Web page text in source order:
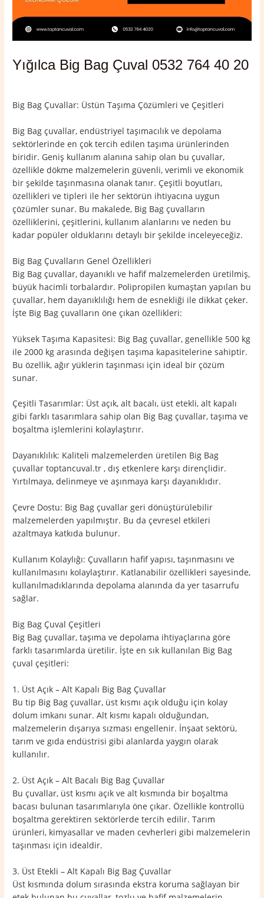
Yığılca Big Bag Çuval 0532 764 40 20
Big Bag Çuvallar: Üstün Taşıma Çözümleri ve Çeşitleri
Big Bag çuvallar, endüstriyel taşımacılık ve depolama
sektörlerinde en çok tercih edilen taşıma ürünlerinden
biridir. Geniş kullanım alanına sahip olan bu çuvallar,
özellikle dökme malzemelerin güvenli, verimli ve ekonomik
bir şekilde taşınmasına olanak tanır. Çeşitli boyutları,
özellikleri ve tipleri ile her sektörün ihtiyacına uygun
çözümler sunar. Bu makalede, Big Bag çuvalların
özelliklerini, çeşitlerini, kullanım alanlarını ve neden bu
kadar popüler olduklarını detaylı bir şekilde inceleyeceğiz.
Big Bag Çuvalların Genel Özellikleri
Big Bag çuvallar, dayanıklı ve hafif malzemelerden üretilmiş,
büyük hacimli torbalardır. Polipropilen kumaştan yapılan bu
çuvallar, hem dayanıklılığı hem de esnekliği ile dikkat çeker.
İşte Big Bag çuvalların öne çıkan özellikleri:
Yüksek Taşıma Kapasitesi: Big Bag çuvallar, genellikle 500 kg
ile 2000 kg arasında değişen taşıma kapasitelerine sahiptir.
Bu özellik, ağır yüklerin taşınması için ideal bir çözüm
sunar.
Çeşitli Tasarımlar: Üst açık, alt bacalı, üst etekli, alt kapalı
gibi farklı tasarımlara sahip olan Big Bag çuvallar, taşıma ve
boşaltma işlemlerini kolaylaştırır.
Dayanıklılık: Kaliteli malzemelerden üretilen Big Bag
çuvallar toptancuval.tr , dış etkenlere karşı dirençlidir.
Yırtılmaya, delinmeye ve aşınmaya karşı dayanıklıdır.
Çevre Dostu: Big Bag çuvallar geri dönüştürülebilir
malzemelerden yapılmıştır. Bu da çevresel etkileri
azaltmaya katkıda bulunur.
Kullanım Kolaylığı: Çuvalların hafif yapısı, taşınmasını ve
kullanılmasını kolaylaştırır. Katlanabilir özellikleri sayesinde,
kullanılmadıklarında depolama alanında da yer tasarrufu
sağlar.
Big Bag Çuval Çeşitleri
Big Bag çuvallar, taşıma ve depolama ihtiyaçlarına göre
farklı tasarımlarda üretilir. İşte en sık kullanılan Big Bag
çuval çeşitleri:
1. Üst Açık – Alt Kapalı Big Bag Çuvallar
Bu tip Big Bag çuvallar, üst kısmı açık olduğu için kolay
dolum imkanı sunar. Alt kısmı kapalı olduğundan,
malzemelerin dışarıya sızması engellenir. İnşaat sektörü,
tarım ve gıda endüstrisi gibi alanlarda yaygın olarak
kullanılır.
2. Üst Açık – Alt Bacalı Big Bag Çuvallar
Bu çuvallar, üst kısmı açık ve alt kısmında bir boşaltma
bacası bulunan tasarımlarıyla öne çıkar. Özellikle kontrollü
boşaltma gerektiren sektörlerde tercih edilir. Tarım
ürünleri, kimyasallar ve maden cevherleri gibi malzemelerin
taşınması için idealdir.
3. Üst Etekli – Alt Kapalı Big Bag Çuvallar
Üst kısmında dolum sırasında ekstra koruma sağlayan bir